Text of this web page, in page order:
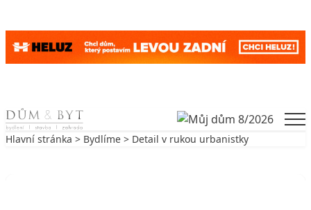
Skip to content
Hlavní stránka > Bydlíme > Detail v rukou urbanistky